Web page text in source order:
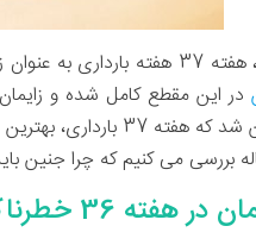
در نظر گرفته می شد. یعنی پزشکان تصور می کردند
بهترین سن برای تولد جنین نیست.
بررسی می کنیم که چرا جنین باید
هفته 36 خطرناک است؟